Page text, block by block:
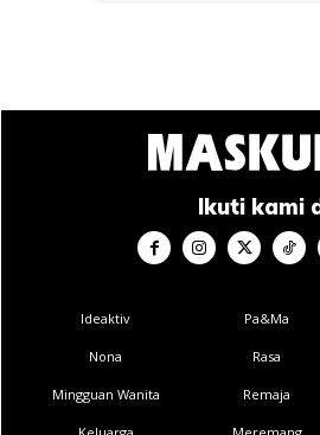
atau sensitif, pastikan anda memilih
Anda mungkin berminat
Ikuti kami
Ideaktiv
Nona
Mingguan Wanita
Pa&Ma
Rasa
Remaja